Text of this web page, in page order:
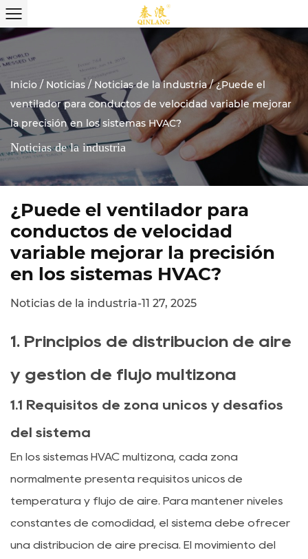
Inicio / Noticias / Noticias de la industria/¿Puede el
ventilador para conductos de velocidad variable mejorar
la precisión en los sistemas HVAC?
Noticias de la industria
¿Puede el ventilador para
conductos de velocidad
variable mejorar la precisión
en los sistemas HVAC?
Noticias de la industria-11 27, 2025
1. Principios de distribución de aire
y gestión de flujo multizona
1.1 Requisitos de zona únicos y desafíos
del sistema
En los sistemas HVAC multizona, cada zona
normalmente presenta requisitos únicos de
temperatura y flujo de aire. Para mantener niveles
constantes de comodidad, el sistema debe ofrecer
una distribución de aire precisa. El movimiento del